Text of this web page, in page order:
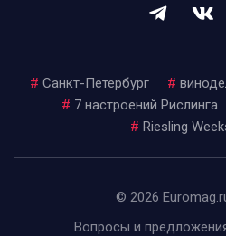
# Санкт-Петербург #
# 7 настроений Рислинга
# Riesling
© 2026
Вопросы и